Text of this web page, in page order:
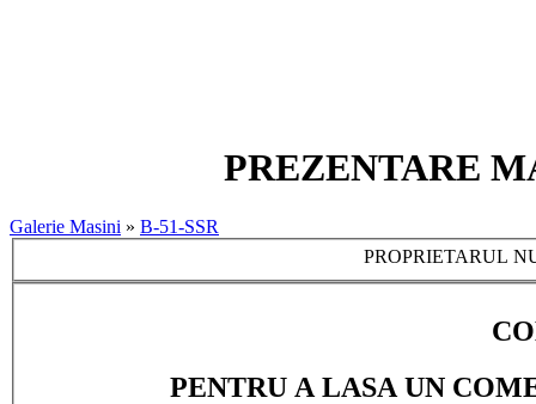
PREZENTARE
Galerie Masini » B-51-SSR
PROPRIETARUL
PENTRU A LASA UN